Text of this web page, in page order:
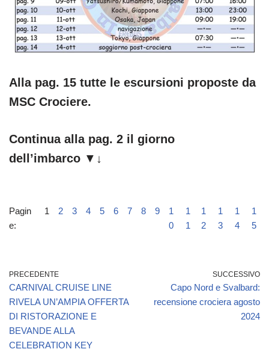
Alla pag. 15 tutte le escursioni proposte da
MSC Crociere.
Continua alla pag. 2 il giorno
dell’imbarco ▼↓
Pagin
e:
1 2 3 4 5 6 7 8 9
1
0
1
1
1
2
1
3
1
4
1
5
PRECEDENTE
CARNIVAL CRUISE LINE
RIVELA UN’AMPIA OFFERTA
DI RISTORAZIONE E
BEVANDE ALLA
CELEBRATION KEY
SUCCESSIVO
Capo Nord e Svalbard:
recensione crociera agosto
2024